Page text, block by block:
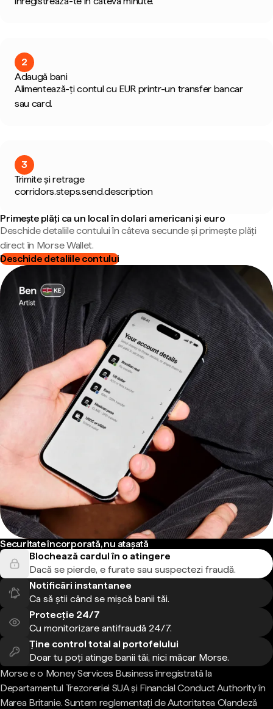
2
Adaugă bani
Alimentează-ți contul cu EUR printr-un transfer bancar
sau card.
3
Trimite și retrage
corridors.steps.send.description
Primește plăți ca un local în dolari americani și euro
Deschide detaliile contului în câteva secunde și primește plăți
direct în Morse Wallet.
Deschide detaliile contului
Securitate încorporată, nu atașată
Blochează cardul în o atingere
Dacă se pierde, e furate sau suspectezi fraudă.
Notificări instantanee
Ca să știi când se mișcă banii tăi.
Protecție 24/7
Cu monitorizare antifraudă 24/7.
Ține control total al portofelului
Doar tu poți atinge banii tăi, nici măcar Morse.
Morse e o Money Services Business înregistrată la
Departamentul Trezoreriei SUA și Financial Conduct Authority în
Marea Britanie. Suntem reglementați de Autoritatea Olandeză